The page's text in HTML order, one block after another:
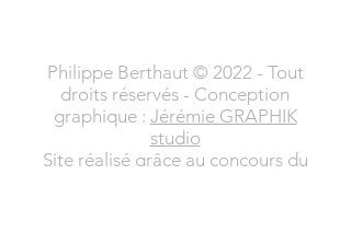
Philippe Berthaut © 2022 - Tout
droits réservés - Conception
graphique : Jérémie GRAPHIK
studio
Site réalisé grâce au concours du